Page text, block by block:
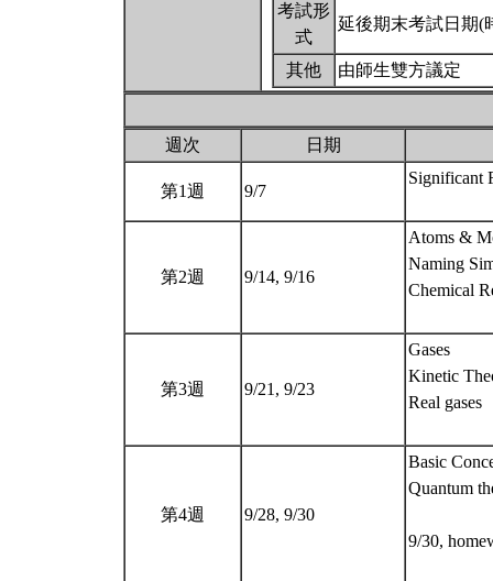
考試形
式
延後期末考試日期(
其他 由師生雙方議定
週次 日期
第1週 9/7
Significant
第2週 9/14, 9/16
Atoms &
Naming
Chemical
第3週 9/21, 9/23
Gases
Kinetic
Real gases
第4週 9/28, 9/30
Basic
Quantum
9/30,